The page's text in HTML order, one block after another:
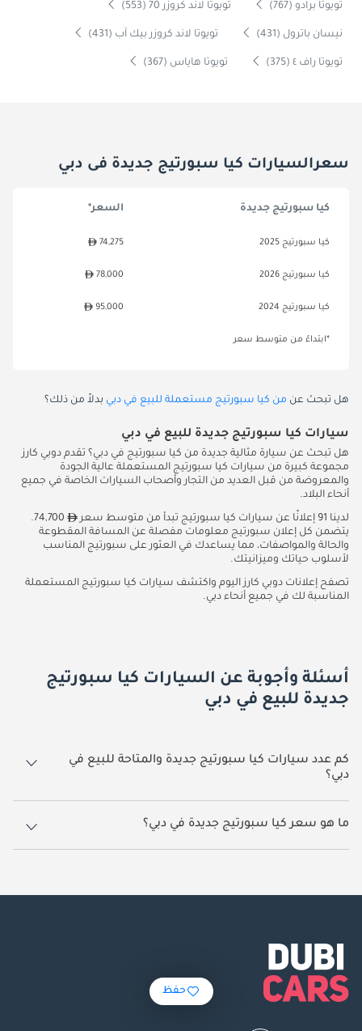
تويوتا برادو (767) تويوتا لاند كروزر 70 (553)
نيسان باترول (431) تويوتا لاند كروزر بيك آب (431)
تويوتا راف ٤ (375) تويوتا هاياس (367)
سعرالسيارات كيا سبورتيج جديدة فى دبي
كيا سبورتيج جديدة السعر*
كيا سبورتيج 2025 74,275
كيا سبورتيج 2026 78,000
كيا سبورتيج 2024 95,000
*ابتداءً من متوسط سعر
هل تبحث عن من كيا سبورتيج مستعملة للبيع في دبي بدلاً من ذلك؟
سيارات كيا سبورتيج جديدة للبيع في دبي
هل تبحث عن سيارة مثالية جديدة من كيا سبورتيج في دبي؟ تقدم دوبي كارز
مجموعة كبيرة من سيارات كيا سبورتيج المستعملة عالية الجودة
والمعروضة من قبل العديد من التجار وأصحاب السيارات الخاصة في جميع
أنحاء البلاد.
لدينا 91 إعلانًا عن سيارات كيا سبورتيج تبدأ من متوسط سعر
74,700.
يتضمن كل إعلان سبورتيج معلومات مفصلة عن المسافة المقطوعة
والحالة والمواصفات، مما يساعدك في العثور على سبورتيج المناسب
لأسلوب حياتك وميزانيتك.
تصفح إعلانات دوبي كارز اليوم واكتشف سيارات كيا سبورتيج المستعملة
المناسبة لك في جميع أنحاء دبي.
أسئلة وأجوبة عن السيارات كيا سبورتيج
جديدة للبيع في دبي
كم عدد سيارات كيا سبورتيج جديدة والمتاحة للبيع في
دبي؟
91 سيارة كيا سبورتيج جديدة متوفرة للبيع في دبي.
ما هو سعر كيا سبورتيج جديدة في دبي؟
يبدأ سعر سيارة كيا سبورتيج جديدة في دبي 74,700.
حفظ